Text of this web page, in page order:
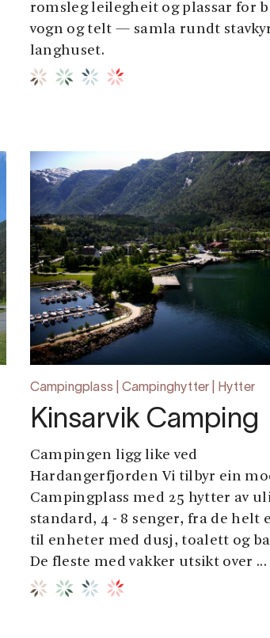
romsleg leilegheit og plassar for
vogn og telt — samla rundt
langhuset.
Campingplass | Campinghytter | Hytter
Kinsarvik Camping
Campingen ligg like ved
Hardangerfjorden Vi tilbyr ein
Campingplass med 25 hytter av
standard, 4 - 8 senger, fra de helt
til enheter med dusj, toalett og
De fleste med vakker utsikt over ...